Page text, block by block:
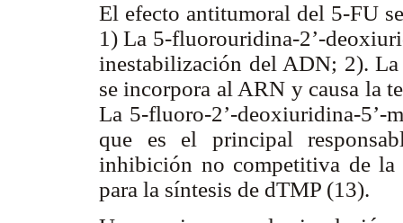
El efecto antitumoral del 5-FU
1) La 5-fluorouridina-2’-
inestabilización del ADN; 2).
se incorpora al ARN y causa la
La 5-fluoro-2’-deoxiuridina-5’-
que es el principal
inhibición no competitiva de la
para la síntesis de dTMP (13).